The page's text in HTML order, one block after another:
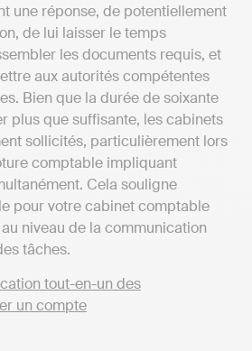
une réponse, de potentiellement
de lui laisser le temps
les documents requis, et
aux autorités compétentes
Bien que la durée de soixante
plus que suffisante, les cabinets
sollicités, particulièrement lors
comptable impliquant
Cela souligne
pour votre cabinet comptable
niveau de la communication
tâches.